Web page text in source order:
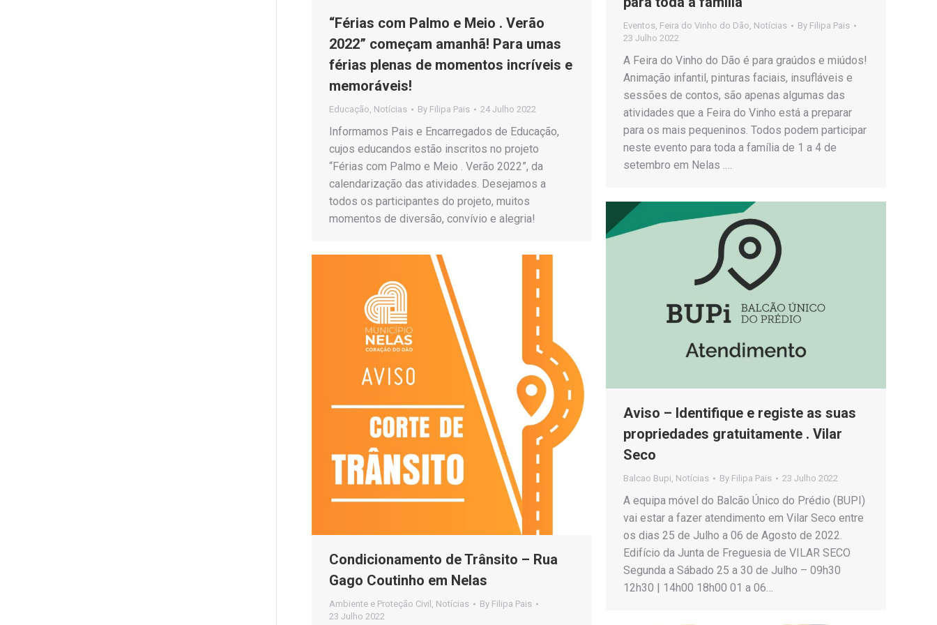
“Férias com Palmo e Meio . Verão
2022” começam amanhã! Para umas
férias plenas de momentos incríveis e
memoráveis!
Educação Notícias By Filipa Pais 24 Julho 2022
Informamos Pais e Encarregados de Educação,
cujos educandos estão inscritos no projeto
“Férias com Palmo e Meio . Verão 2022”, da
calendarização das atividades. Desejamos a
todos os participantes do projeto, muitos
momentos de diversão, convívio e alegria!
Eventos, Feira do Vinho do Dão, Notícias By Filipa Pais
23 Julho 2022
A Feira do Vinho do Dão é para graúdos e miúdos!
Animação infantil, pinturas faciais, insufláveis e
sessões de contos, são apenas algumas das
atividades que a Feira do Vinho está a preparar
para os mais pequeninos. Todos podem participar
neste evento para toda a família de 1 a 4 de
setembro em Nelas .…
Aviso – Identifique e registe as suas
propriedades gratuitamente . Vilar
Seco
Balcao Bupi, Notícias By Filipa Pais 23 Julho 2022
A equipa móvel do Balcão Único do Prédio (BUPI)
vai estar a fazer atendimento em Vilar Seco entre
os dias 25 de Julho a 06 de Agosto de 2022.
Edifício da Junta de Freguesia de VILAR SECO
Segunda a Sábado 25 a 30 de Julho – 09h30
12h30 | 14h00 18h00 01 a 06…
Condicionamento de Trânsito – Rua
Gago Coutinho em Nelas
Ambiente e Proteção Civil , Notícias By Filipa Pais
23 Julho 2022